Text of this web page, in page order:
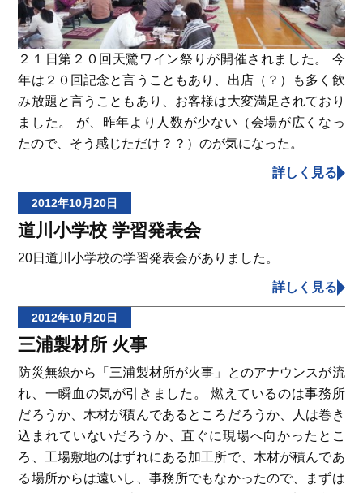
２１日第２０回天鷺ワイン祭りが開催されました。 今
年は２０回記念と言うこともあり、出店（？）も多く飲
み放題と言うこともあり、お客様は大変満足されており
ました。 が、昨年より人数が少ない（会場が広くなっ
たので、そう感じただけ？？）のが気になった。
詳しく見る
2012年10月20日
道川小学校 学習発表会
20日道川小学校の学習発表会がありました。
詳しく見る
2012年10月20日
三浦製材所 火事
防災無線から「三浦製材所が火事」とのアナウンスが流
れ、一瞬血の気が引きました。 燃えているのは事務所
だろうか、木材が積んであるところだろうか、人は巻き
込まれていないだろうか、直ぐに現場へ向かったとこ
ろ、工場敷地のはずれにある加工所で、木材が積んであ
る場所からは遠いし、事務所でもなかったので、まずは